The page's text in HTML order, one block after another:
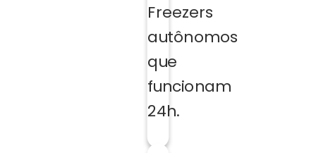
Freezers
autônomos
que
funcionam
24h.